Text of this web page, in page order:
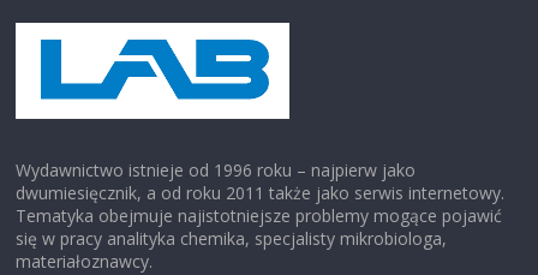
Wydawnictwo istnieje od 1996 roku – najpierw jako
dwumiesięcznik, a od roku 2011 także jako serwis internetowy.
Tematyka obejmuje najistotniejsze problemy mogące pojawić
się w pracy analityka chemika, specjalisty mikrobiologa,
materiałoznawcy.